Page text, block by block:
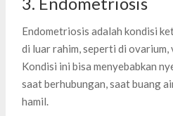
Endometriosis adalah kondisi
di luar rahim, seperti di ovarium,
Kondisi ini bisa menyebabkan
saat berhubungan, saat buang
hamil.